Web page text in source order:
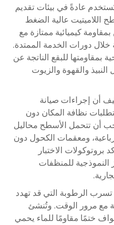
عادةً في بيئات تقديم
اللاميتيت عالية الضغط
بمقاومة كيميائية ممتازة مع
خلال دورات الخدمة الممتدة.
بمقاومتها للبقع الناتجة عن
النبيذ والقهوة والزيوت
أن إجراءات صيانة
نظافة المكان دون
أن تتحمل الأسطح محاليل
ومعقمات الكحول دون
بروتوكولات الاختبار
النموذجية للمنظفات
الرطوبة التي قد تهدد
مع مرور الوقت. وتُنشئ
ختمًا مقاومًا للماء يحمي